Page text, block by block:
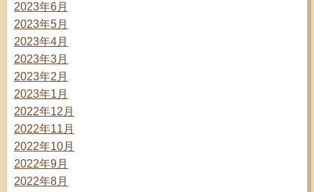
2023年6月
2023年5月
2023年4月
2023年3月
2023年2月
2023年1月
2022年12月
2022年11月
2022年10月
2022年9月
2022年8月